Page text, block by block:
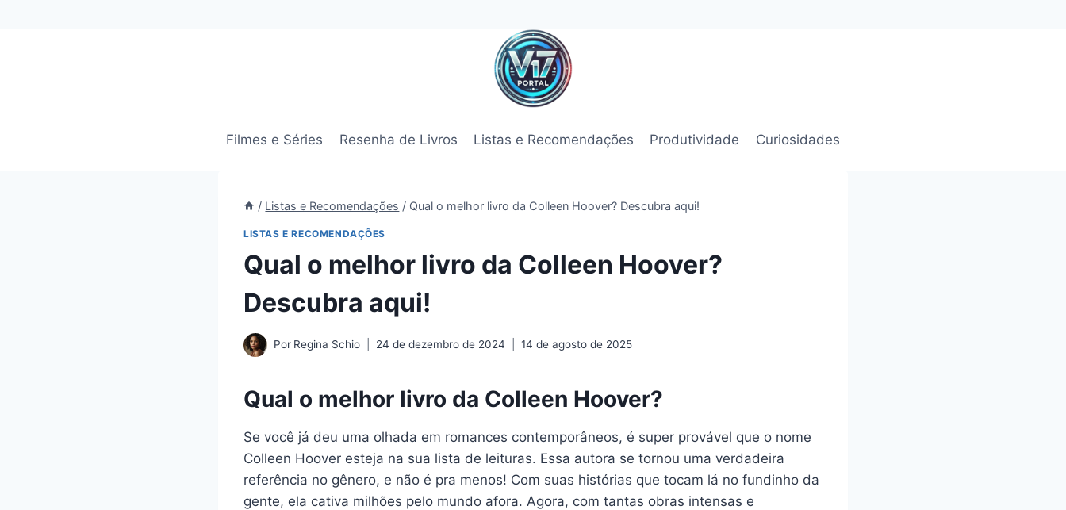
Filmes e Séries Resenha de Livros Listas e Recomendações Produtividade Curiosidades
/ Listas e Recomendações / Qual o melhor livro da Colleen Hoover? Descubra aqui!
LISTAS E RECOMENDAÇÕES
Qual o melhor livro da Colleen Hoover?
Descubra aqui!
Por Regina Schio 24 de dezembro de 2024 14 de agosto de 2025
Qual o melhor livro da Colleen Hoover?
Se você já deu uma olhada em romances contemporâneos, é super provável que o nome
Colleen Hoover esteja na sua lista de leituras. Essa autora se tornou uma verdadeira
referência no gênero, e não é pra menos! Com suas histórias que tocam lá no fundinho da
gente, ela cativa milhões pelo mundo afora. Agora, com tantas obras intensas e